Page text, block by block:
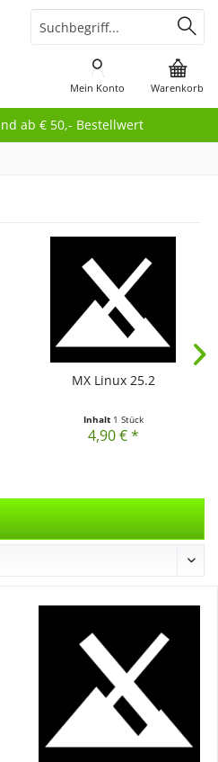
ab € 50,- Bestellwert
Warenkorb
Mein Konto
MX Linux 25.2
Inhalt 1 Stück
4,90 € *